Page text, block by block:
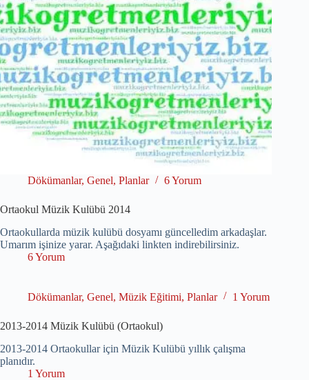
Dökümanlar, Genel, Planlar 6 Yorum
Ortaokul Müzik Kulübü 2014
Ortaokullarda müzik kulübü dosyamı güncelledim arkadaşlar.
Umarım işinize yarar. Aşağıdaki linkten indirebilirsiniz.
6 Yorum
Dökümanlar, Genel, Müzik Eğitimi, Planlar 1 Yorum
2013-2014 Müzik Kulübü (Ortaokul)
2013-2014 Ortaokullar için Müzik Kulübü yıllık çalışma
planıdır.
1 Yorum